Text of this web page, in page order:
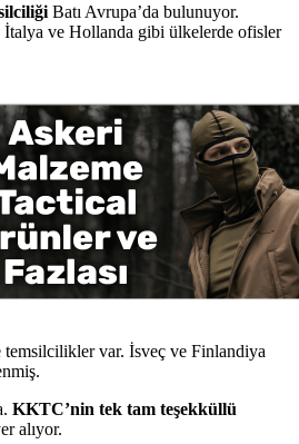
Batı Avrupa’da bulunuyor.
ve Hollanda gibi ülkelerde ofisler
temsilcilikler var. İsveç ve Finlandiya
KKTC’nin tek tam teşekküllü
alıyor.